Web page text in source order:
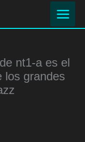
nt1-a es el
los grandes